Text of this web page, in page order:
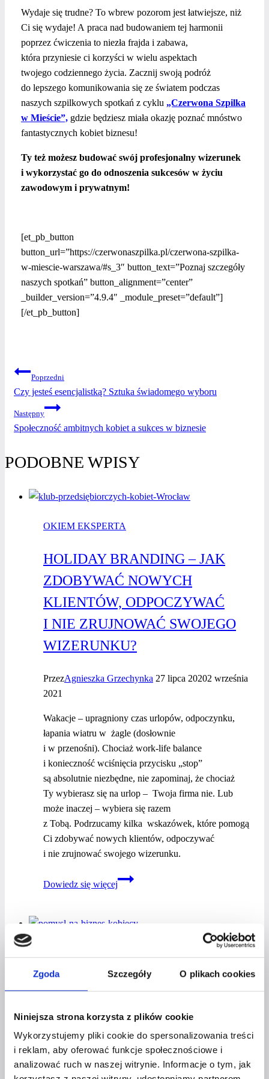
Zgoda Szczegóły O plikach cookies
Niniejsza strona korzysta z plików cookie
Wykorzystujemy pliki cookie do spersonalizowania treści
i reklam, aby oferować funkcje społecznościowe i
analizować ruch w naszej witrynie. Informacje o tym, jak
Wydaje się trudne? To wbrew pozorom jest łatwiejsze, niż
Ci się wydaje! A praca nad budowaniem tej harmonii
poprzez ćwiczenia to niezła frajda i zabawa,
która przyniesie ci korzyści w wielu aspektach
twojego codziennego życia. Zacznij swoją podróż
do lepszego komunikowania się ze światem podczas
naszych szpilkowych spotkań z cyklu „Czerwona Szpilka
w Mieście”, gdzie będziesz miała okazję poznać mnóstwo
fantastycznych kobiet biznesu!
Ty też możesz budować swój profesjonalny wizerunek
i wykorzystać go do odnoszenia sukcesów w życiu
zawodowym i prywatnym!
[et_pb_button
button_url=”https://czerwonaszpilka.pl/czerwona-szpilka-
w-miescie-warszawa/#s_3″ button_text=”Poznaj szczegóły
naszych spotkań” button_alignment=”center”
_builder_version=”4.9.4″ _module_preset=”default”]
[/et_pb_button]
NAWIGACJA
WPISU
Poprzedni
Czy jesteś esencjalistką? Sztuka świadomego wyboru
Następny
Społeczność ambitnych kobiet a sukces w biznesie
PODOBNE WPISY
OKIEM EKSPERTA
HOLIDAY BRANDING – JAK
ZDOBYWAĆ NOWYCH
KLIENTÓW, ODPOCZYWAĆ
I NIE ZRUJNOWAĆ SWOJEGO
WIZERUNKU?
PrzezAgnieszka Grzechynka 27 lipca 20202 września
2021
Wakacje – upragniony czas urlopów, odpoczynku,
łapania wiatru w żagle (dosłownie
i w przenośni). Chociaż work-life balance
i konieczność wciśnięcia przycisku „stop”
są absolutnie niezbędne, nie zapominaj, że chociaż
Ty wybierasz się na urlop – Twoja firma nie. Lub
może inaczej – wybiera się razem
z Tobą. Podrzucamy kilka wskazówek, które pomogą
Ci zdobywać nowych klientów, odpoczywać
i nie zrujnować swojego wizerunku.
Dowiedz się więcej
Holiday
jak
klientów,
swojego
FINANSÓW I KSIĘGOWOŚCI?
Przez Czerwona Szpilka 14 grudnia 20202 września
2021